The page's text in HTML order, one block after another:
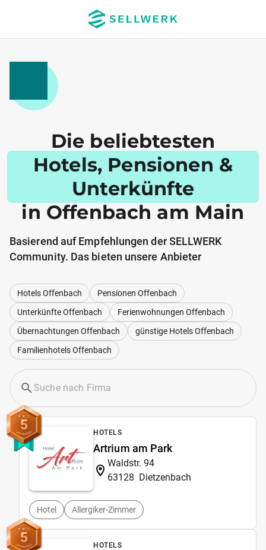
Die beliebtesten
Hotels, Pensionen &
Unterkünfte
in Offenbach am Main
Basierend auf Empfehlungen der SELLWERK
Community. Das bieten unsere Anbieter
Hotels Offenbach
Pensionen Offenbach
Unterkünfte Offenbach
Ferienwohnungen Offenbach
Übernachtungen Offenbach
günstige Hotels Offenbach
Familienhotels Offenbach
5 HOTELS
Artrium am Park
Waldstr. 94
63128 Dietzenbach
Hotel Allergiker-Zimmer
5 HOTELS